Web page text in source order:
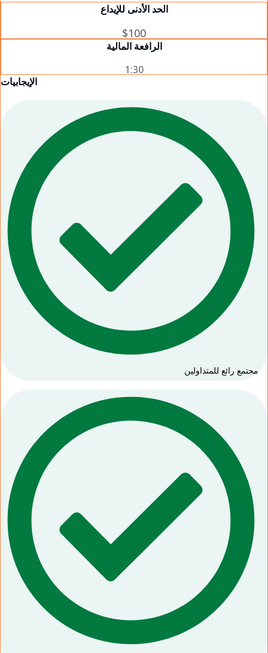
الحد الأدنى للإيداع
$100
الرافعة المالية
1:30
الإيجابيات
مجتمع رائع للمتداولين